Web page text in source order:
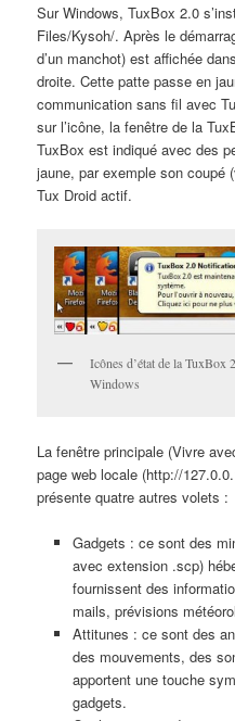
Sur Windows, TuxBox 2.0
Files/Kysoh/. Après le
d’un manchot) est affichée
droite. Cette patte passe en
communication sans fil avec
sur l’icône, la fenêtre de la
TuxBox est indiqué avec des
jaune, par exemple son coupé
Tux Droid actif.
Icônes d’état de la TuxBox
Windows
La fenêtre principale (Vivre
page web locale (http://
présente quatre autres volets :
Gadgets : ce sont des
avec extension .scp)
fournissent des
mails, prévisions
Attitunes : ce sont des
des mouvements, des
apportent une touche
gadgets.